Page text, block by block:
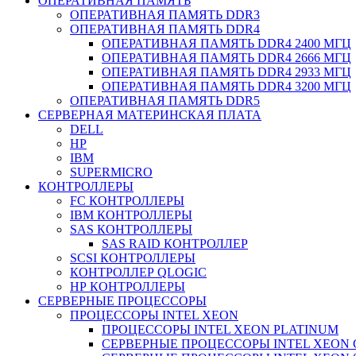
ОПЕРАТИВНАЯ ПАМЯТЬ DDR3
ОПЕРАТИВНАЯ ПАМЯТЬ DDR4
ОПЕРАТИВНАЯ ПАМЯТЬ DDR4 2400 МГЦ
ОПЕРАТИВНАЯ ПАМЯТЬ DDR4 2666 МГЦ
ОПЕРАТИВНАЯ ПАМЯТЬ DDR4 2933 МГЦ
ОПЕРАТИВНАЯ ПАМЯТЬ DDR4 3200 МГЦ
ОПЕРАТИВНАЯ ПАМЯТЬ DDR5
СЕРВЕРНАЯ МАТЕРИНСКАЯ ПЛАТА
DELL
HP
IBM
SUPERMICRO
КОНТРОЛЛЕРЫ
FC КОНТРОЛЛЕРЫ
IBM КОНТРОЛЛЕРЫ
SAS КОНТРОЛЛЕРЫ
SAS RAID КОНТРОЛЛЕР
SCSI КОНТРОЛЛЕРЫ
КОНТРОЛЛЕР QLOGIC
НР КОНТРОЛЛЕРЫ
СЕРВЕРНЫЕ ПРОЦЕССОРЫ
ПРОЦЕССОРЫ INTEL XEON
ПРОЦЕССОРЫ INTEL XEON PLATINUM
СЕРВЕРНЫЕ ПРОЦЕССОРЫ INTEL XEON